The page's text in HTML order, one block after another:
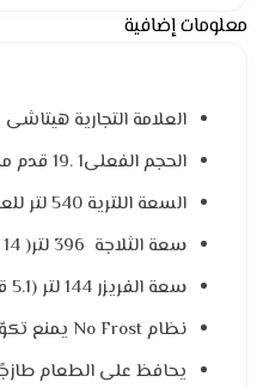
معلومات إضافية
العلامة التجارية هيتاشى
الحجم الفعلى1 .19 قدم مناسبة للعائلات.
السعة اللترية 540 لتر للعائلات المتوسطة والكبيرة.
سعة الثلاجة 396 لتر( 14 قدم مكعب )
سعة الفريزر 144 لتر (5.1 قدم مكعب )
نظام No Frost يمنع تكوّن الثلج داخل الثلاجة والفريزر.
يحافظ على الطعام طازجًا